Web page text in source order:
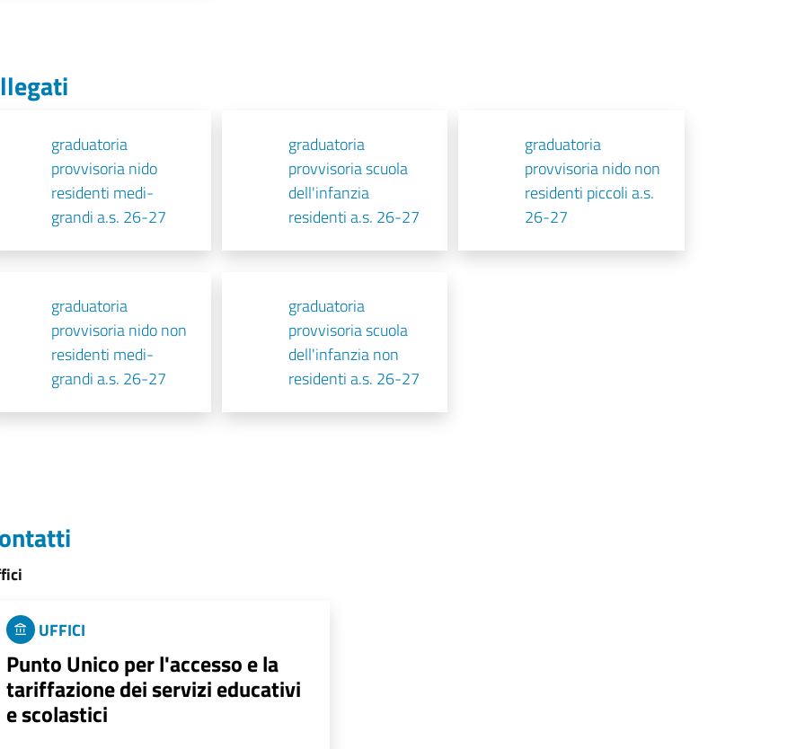
graduatoria
provvisoria nido
residenti medi-
grandi a.s. 26-27
graduatoria
provvisoria scuola
dell'infanzia
residenti a.s. 26-27
graduatoria
provvisoria nido non
residenti piccoli a.s.
26-27
graduatoria
provvisoria nido non
residenti medi-
grandi a.s. 26-27
graduatoria
provvisoria scuola
dell'infanzia non
residenti a.s. 26-27
UFFICI
Punto Unico per l'accesso e la
tariffazione dei servizi educativi
e scolastici